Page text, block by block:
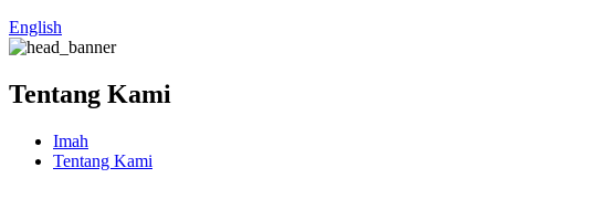
English
Tentang Kami
Imah
Tentang Kami